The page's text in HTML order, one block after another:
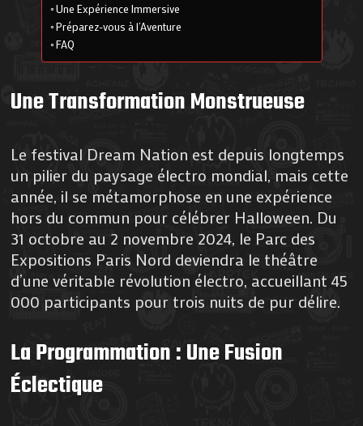
Une Expérience Immersive
Préparez-vous à l’Aventure
FAQ
Une Transformation Monstrueuse
Le festival Dream Nation est depuis longtemps
un pilier du paysage électro mondial, mais cette
année, il se métamorphose en une expérience
hors du commun pour célébrer Halloween. Du
31 octobre au 2 novembre 2024, le Parc des
Expositions Paris Nord deviendra le théâtre
d’une véritable révolution électro, accueillant 45
000 participants pour trois nuits de pur délire.
La Programmation : Une Fusion
Éclectique